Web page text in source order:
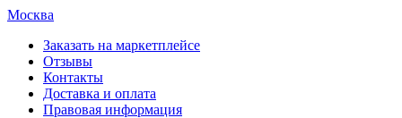
Москва
Заказать на маркетплейсе
Отзывы
Контакты
Доставка и оплата
Правовая информация